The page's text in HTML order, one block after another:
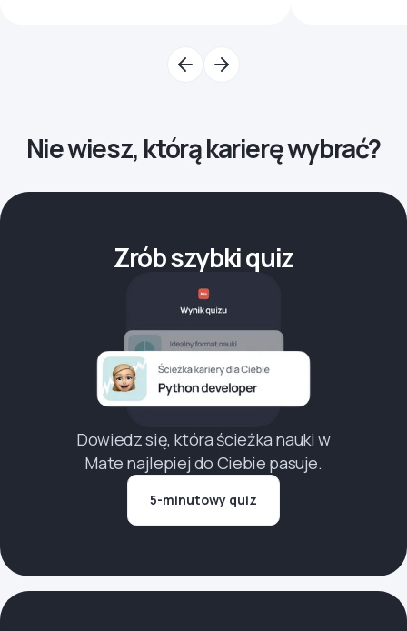
Nie wiesz, którą karierę wybrać?
Zrób szybki quiz
Dowiedz się, która ścieżka nauki w
Mate najlepiej do Ciebie pasuje.
5-minutowy quiz